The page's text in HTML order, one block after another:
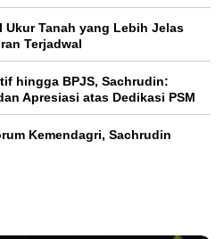
Ukur Tanah yang Lebih Jelas
Terjadwal
hingga BPJS, Sachrudin:
Apresiasi atas Dedikasi PSM
Kemendagri, Sachrudin